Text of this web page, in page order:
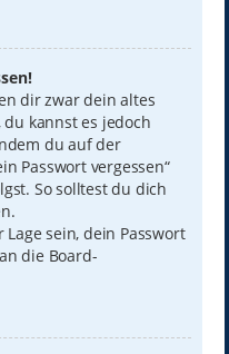
dir zwar dein altes
kannst es jedoch
du auf der
Passwort vergessen“
So solltest du dich
sein, dein Passwort
die Board-